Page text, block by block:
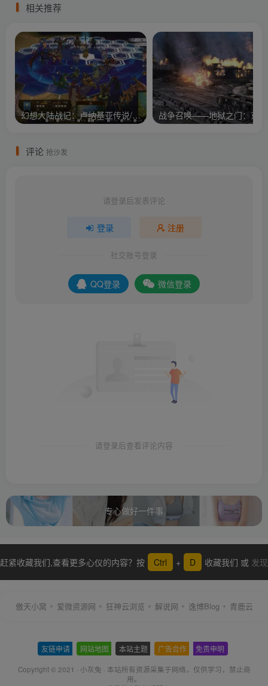
相关推荐
幻想大陆战记：卢纳基亚传说/Brigandine The Legend of Runersia
评论 抢沙发
请登录后发表评论
登录 注册
社交账号登录
QQ登录 微信登录
请登录后查看评论内容
专心做好一件事
赶紧收藏我们,查看更多心仪的内容？按 Ctrl + D 收藏我们 或 发现
傲天小窝 爱微资源网 狂神云浏览 解说网 逸博Blog 青鹿云
友链申请 网站地图 本站主题 广告合作 免责申明
Copyright © 2021 · 小灰兔 · 本站所有资源采集于网络，仅供学习，禁止商
用。